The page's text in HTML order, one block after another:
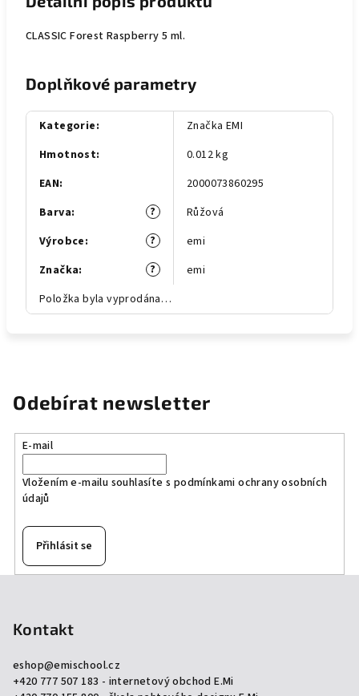
CLASSIC Forest Raspberry 5 ml.
Doplňkové parametry
Kategorie:
Značka EMI
Hmotnost:
0.012 kg
EAN:
2000073860295
?
Barva:
Růžová
?
Výrobce:
emi
?
Značka:
emi
Položka byla vyprodána…
Odebírat newsletter
E-mail
Vložením e-mailu souhlasíte s podmínkami ochrany osobních
údajů
Přihlásit se
Kontakt
eshop@emischool.cz
+420 777 507 183 - internetový obchod E.Mi